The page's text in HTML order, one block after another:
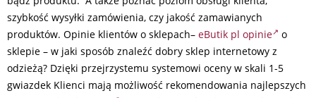
szybkość wysyłki zamówienia, czy jakość zamawianych
produktów. Opinie klientów o sklepach– eButik pl opinie
o
sklepie – w jaki sposób znaleźć dobry sklep internetowy z
odzieżą? Dzięki przejrzystemu systemowi oceny w skali 1-5
gwiazdek Klienci mają możliwość rekomendowania najlepszych